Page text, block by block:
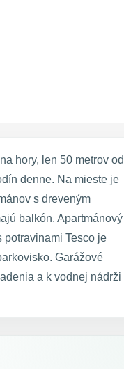
hory, len 50 metrov od
denne. Na mieste je
s dreveným
balkón. Apartmánový
Tesco je
Garážové
a k vodnej nádrži